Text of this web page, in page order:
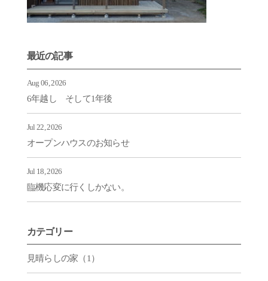
最近の記事
Aug 06, 2026
6年越し そして1年後
Jul 22, 2026
オープンハウスのお知らせ
Jul 18, 2026
臨機応変に行くしかない。
カテゴリー
見晴らしの家（1）